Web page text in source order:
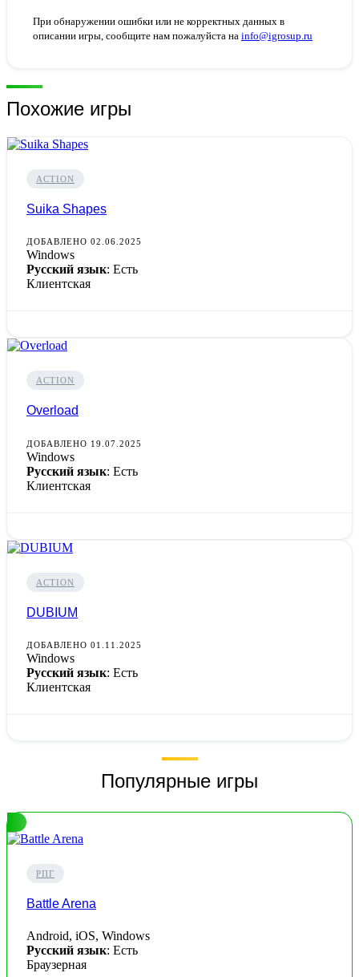
При обнаружении ошибки или не корректных данных в
описании игры, сообщите нам пожалуйста на info@igrosup.ru
Похожие игры
ACTION
Suika Shapes
ДОБАВЛЕНО 02.06.2025
Windows
Русский язык: Есть
Клиентская
ACTION
Overload
ДОБАВЛЕНО 19.07.2025
Windows
Русский язык: Есть
Клиентская
ACTION
DUBIUM
ДОБАВЛЕНО 01.11.2025
Windows
Русский язык: Есть
Клиентская
Популярные игры
РПГ
Battle Arena
Android, iOS, Windows
Русский язык: Есть
Браузерная